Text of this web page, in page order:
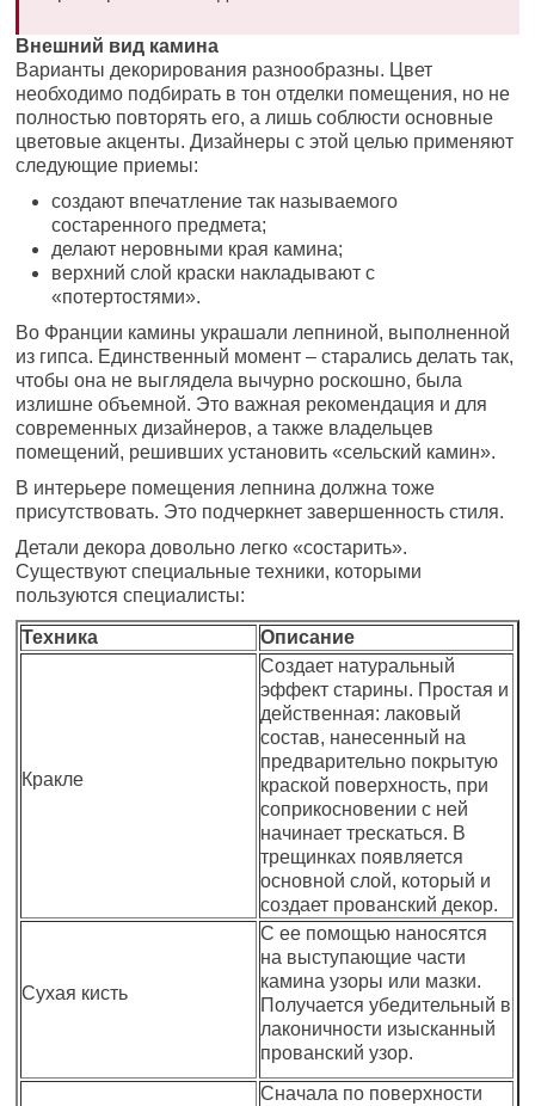
Внешний вид камина
Варианты декорирования разнообразны. Цвет
необходимо подбирать в тон отделки помещения, но не
полностью повторять его, а лишь соблюсти основные
цветовые акценты. Дизайнеры с этой целью применяют
следующие приемы:
создают впечатление так называемого
состаренного предмета;
делают неровными края камина;
верхний слой краски накладывают с
«потертостями».
Во Франции камины украшали лепниной, выполненной
из гипса. Единственный момент – старались делать так,
чтобы она не выглядела вычурно роскошно, была
излишне объемной. Это важная рекомендация и для
современных дизайнеров, а также владельцев
помещений, решивших установить «сельский камин».
В интерьере помещения лепнина должна тоже
присутствовать. Это подчеркнет завершенность стиля.
Детали декора довольно легко «состарить».
Существуют специальные техники, которыми
пользуются специалисты:
Техника Описание
Кракле
Создает натуральный
эффект старины. Простая и
действенная: лаковый
состав, нанесенный на
предварительно покрытую
краской поверхность, при
соприкосновении с ней
начинает трескаться. В
трещинках появляется
основной слой, который и
создает прованский декор.
Сухая кисть
С ее помощью наносятся
на выступающие части
камина узоры или мазки.
Получается убедительный в
лаконичности изысканный
прованский узор.
Сначала по поверхности